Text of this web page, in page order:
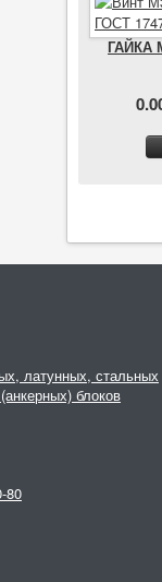
ГАЙКА
латунных, стальных
блоков
80